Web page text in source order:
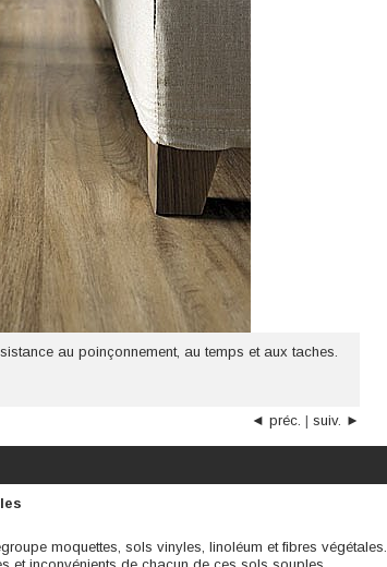
au poinçonnement, au temps et aux taches.
◄ préc. | suiv. ►
moquettes, sols vinyles, linoléum et fibres végétales.